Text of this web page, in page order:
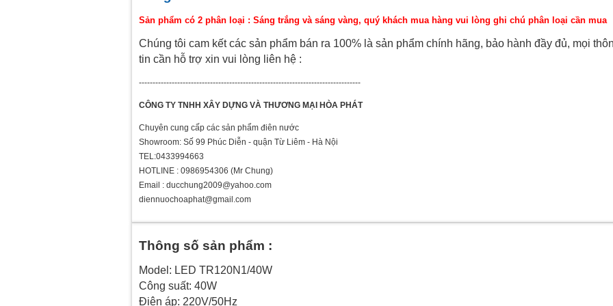
Sản phẩm có 2 phân loại : Sáng trắng và sáng vàng, quý khách mua hàng vui lòng ghi chú phân loại cần mua
Chúng tôi cam kết các sản phẩm bán ra 100% là sản phẩm chính hãng, bảo hành đầy đủ, mọi
tin cần hỗ trợ xin vui lòng liên hệ :
---------------------------------------------------------------------------------
CÔNG TY TNHH XÂY DỰNG VÀ THƯƠNG MẠI HÒA PHÁT
Chuyên cung cấp các sản phẩm điên nước
Showroom: Số 99 Phúc Diễn - quận Từ Liêm - Hà Nội
TEL:0433994663
HOTLINE : 0986954306 (Mr Chung)
Email : ducchung2009@yahoo.com
diennuochoaphat@gmail.com
Thông số sản phẩm :
Model: LED TR120N1/40W
Công suất: 40W
Điện áp: 220V/50Hz